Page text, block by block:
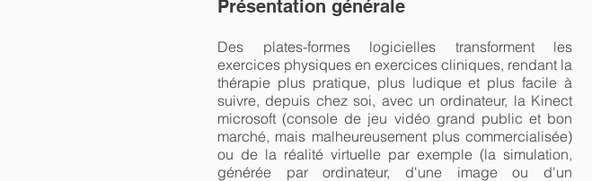
Présentation générale
Des plates-formes logicielles transforment les
exercices physiques en exercices cliniques, rendant la
thérapie plus pratique, plus ludique et plus facile à
suivre, depuis chez soi, avec un ordinateur, la Kinect
microsoft (console de jeu vidéo grand public et bon
marché, mais malheureusement plus commercialisée)
ou de la réalité virtuelle par exemple (la simulation,
générée par ordinateur, d'une image ou d'un